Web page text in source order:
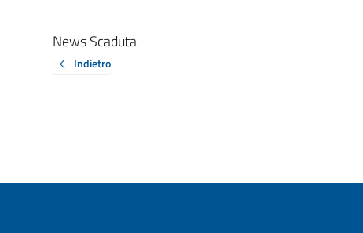
News Scaduta
Indietro